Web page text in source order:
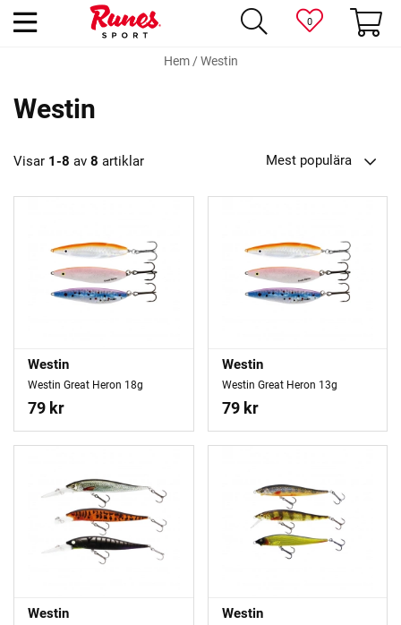
0
Hem/Westin
Westin
Visar 1-8 av 8 artiklar Mest populära
Westin
Westin Great Heron 18g
79 kr
Westin
Westin Great Heron 13g
79 kr
Westin Westin